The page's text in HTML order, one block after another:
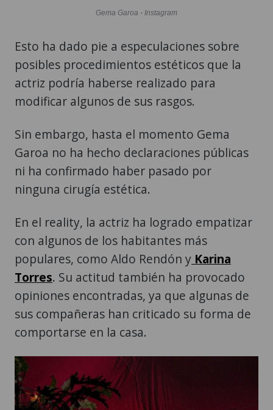
Gema Garoa - Instagram
Esto ha dado pie a especulaciones sobre
posibles procedimientos estéticos que la
actriz podría haberse realizado para
modificar algunos de sus rasgos.
Sin embargo, hasta el momento Gema
Garoa no ha hecho declaraciones públicas
ni ha confirmado haber pasado por
ninguna cirugía estética.
En el reality, la actriz ha logrado empatizar
con algunos de los habitantes más
populares, como Aldo Rendón y Karina
Torres. Su actitud también ha provocado
opiniones encontradas, ya que algunas de
sus compañeras han criticado su forma de
comportarse en la casa.